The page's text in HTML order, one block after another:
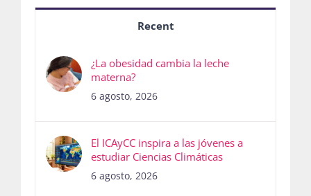
Recent
¿La obesidad cambia la leche
materna?
6 agosto, 2026
El ICAyCC inspira a las jóvenes a
estudiar Ciencias Climáticas
6 agosto, 2026